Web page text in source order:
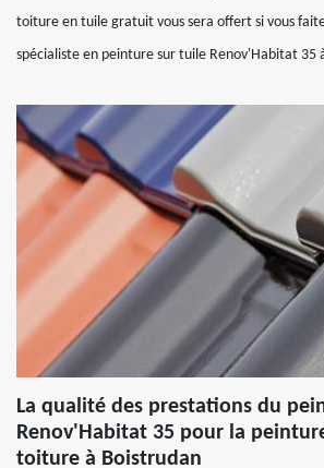
toiture en tuile gratuit vous sera offert si vous
spécialiste en peinture sur tuile Renov'Habitat 35
La qualité des prestations du
Renov'Habitat 35 pour la
toiture à Boistrudan